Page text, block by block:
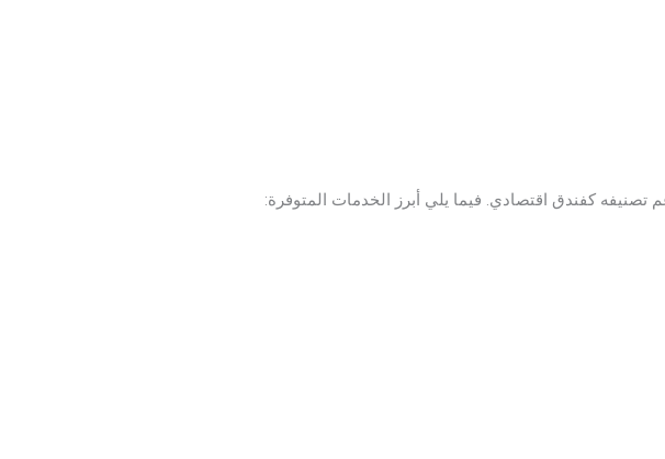
كفندق اقتصادي. فيما يلي أبرز الخدمات المتوفرة: